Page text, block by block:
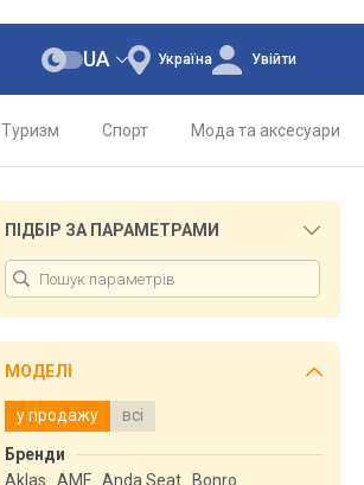
Україна
UA Увійти
Туризм Спорт Мода та аксесуари
ПІДБІР ЗА ПАРАМЕТРАМИ
МОДЕЛІ
у продажу всі
Бренди
Aklas
AMF Anda Seat
Bonro